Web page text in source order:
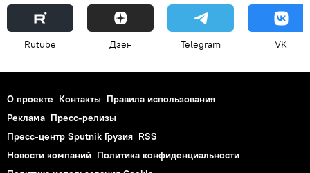
Rutube Дзен Telegram VK
О проекте Контакты Правила использования
Реклама Пресс-релизы
Пресс-центр Sputnik Грузия RSS
Новости компаний Политика конфиденциальности